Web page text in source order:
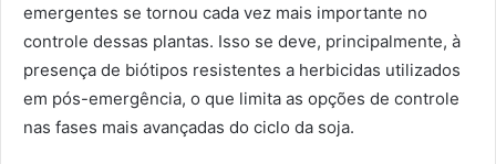
emergentes se tornou cada vez mais importante no
controle dessas plantas. Isso se deve, principalmente, à
presença de biótipos resistentes a herbicidas utilizados
em pós-emergência, o que limita as opções de controle
nas fases mais avançadas do ciclo da soja.